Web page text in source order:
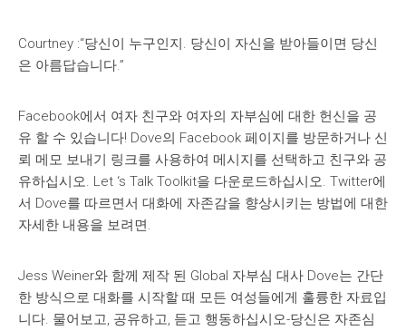
Courtney :“당신이 누구인지. 당신이 자신을 받아들이면 당신
은 아름답습니다.”
Facebook에서 여자 친구와 여자의 자부심에 대한 헌신을 공
유 할 수 있습니다! Dove의 Facebook 페이지를 방문하거나 신
뢰 메모 보내기 링크를 사용하여 메시지를 선택하고 친구와 공
유하십시오. Let ‘s Talk Toolkit을 다운로드하십시오. Twitter에
서 Dove를 따르면서 대화에 자존감을 향상시키는 방법에 대한
자세한 내용을 보려면.
Jess Weiner와 함께 제작 된 Global 자부심 대사 Dove는 간단
한 방식으로 대화를 시작할 때 모든 여성들에게 훌륭한 자료입
니다. 물어보고, 공유하고, 듣고 행동하십시오-당신은 자존심